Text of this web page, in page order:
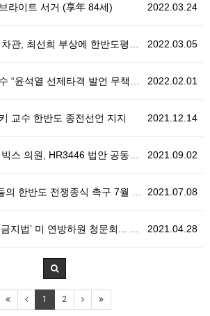
2022.03.24
라이트 서거 (享年 84세)
2022.03.05
최선희 부상에 한반도평화 고위급회담 …
2022.02.01
석열 선제타격 발언 무책임하고 선동적”
2021.12.14
교수 한반도 종전선언 지지
2021.09.02
의원, HR3446 법안 공동발의 추가
2021.07.08
한반도 전쟁종식 촉구 7월 국민행동
2021.04.28
법’ 미 연방하원 청문회... 누구의 인…
1 2